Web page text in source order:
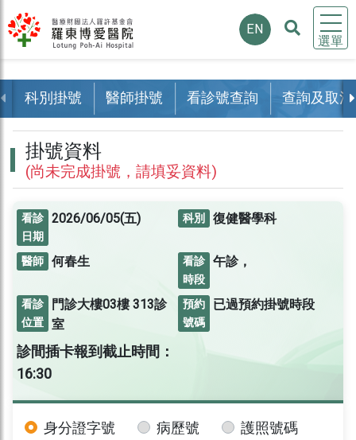
選單
EN
科別掛號 醫師掛號 看診號查詢 查詢及取消
掛號資料
(尚未完成掛號，請填妥資料)
看診
日期
2026/06/05(五) 科別 復健醫學科
醫師 何春生
看診
時段
午診，
看診
位置
門診大樓03樓313診
室
預約
號碼
已過預約掛號時段
診間插卡報到截止時間：
16:30
身分證字號 病歷號
護照號碼